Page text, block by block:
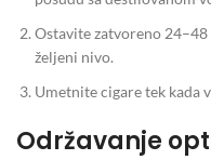
Ostavite zatvoreno
željeni nivo.
Umetnite cigare tek kada
Održavanje